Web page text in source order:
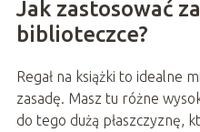
Jak zastosować
biblioteczce?
Regał na książki to idealne
zasadę. Masz tu różne
do tego dużą płaszczyznę,